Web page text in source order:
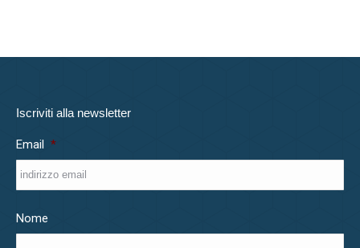
Iscriviti alla newsletter
Email *
Nome